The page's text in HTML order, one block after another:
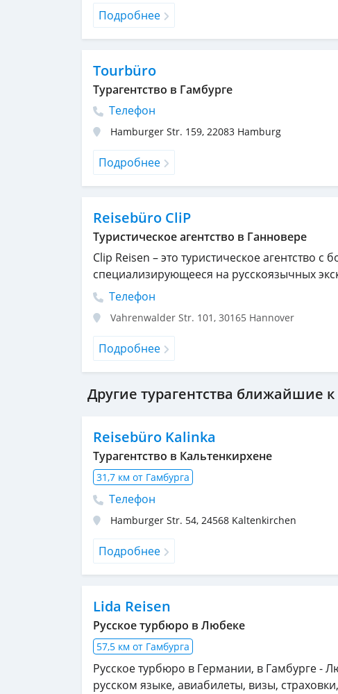
Подробнее
Tourbüro
Турагентство в Гамбурге
Телефон
Hamburger Str. 159, 22083 Hamburg
Подробнее
Reisebüro CliP
Туристическое агентство в Ганновере
Clip Reisen – это туристическое агентство
специализирующееся на русскоязычных
Телефон
Vahrenwalder Str. 101, 30165 Hannover
Подробнее
Другие турагентства ближайшие к
Reisebüro Kalinka
Турагентство в Кальтенкирхене
31,7 км от Гамбурга
Телефон
Hamburger Str. 54, 24568 Kaltenkirchen
Подробнее
Lida Reisen
Русское турбюро в Любеке
57,5 км от Гамбурга
Русское турбюро в Германии, в Гамбурге -
русском языке, авиабилеты, визы,